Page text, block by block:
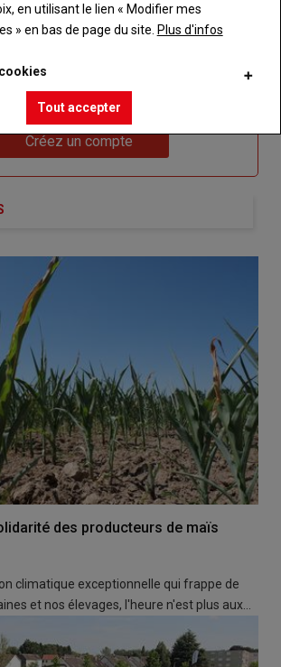
Vous n'êtes pas abonné(e)
UN COMPTE
votre formule et créez votre
accéder à tout Réussir Agri72
Créez un compte
des producteurs de maïs
climatique exceptionnelle qui frappe de
et nos élevages, l'heure n'est plus aux…
en utilisant le lien « Modifier mes
» en bas de page du site. Plus d'infos
Tout accepter